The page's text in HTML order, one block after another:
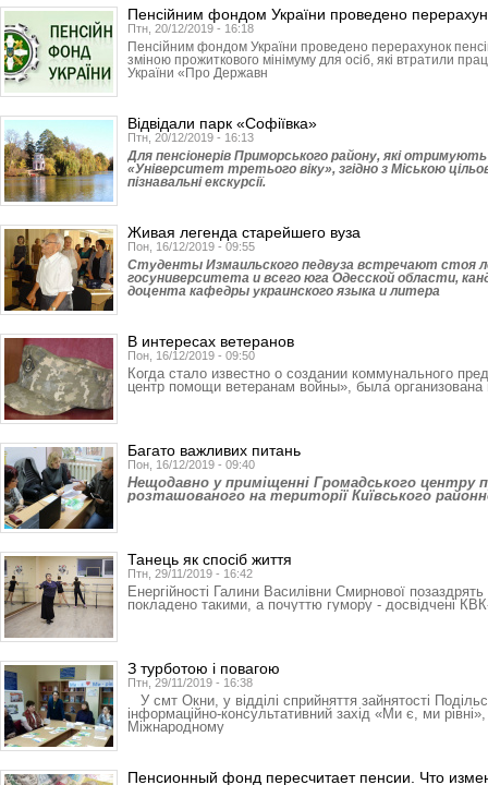
Пенсійним фондом України проведено
Птн, 20/12/2019 - 16:18
Пенсійним фондом України проведено перерахунок
зміною прожиткового мінімуму для осіб, які втратили
України «Про Державн
Відвідали парк «Софіївка»
Птн, 20/12/2019 - 16:13
Для пенсіонерів Приморського району, які отримують
«Університет третього віку», згідно з Міською
пізнавальні екскурсії.
Живая легенда старейшего вуза
Пон, 16/12/2019 - 09:55
Студенты Измаильского педвуза встречают стоя
госуниверситета и всего юга Одесской области,
доцента кафедры украинского языка и литера
В интересах ветеранов
Пон, 16/12/2019 - 09:50
Когда стало известно о создании коммунального
центр помощи ветеранам войны», была организована
Багато важливих питань
Пон, 16/12/2019 - 09:40
Нещодавно у приміщенні Громадського центру
розташованого на території Київського
Танець як спосіб життя
Птн, 29/11/2019 - 16:42
Енергійності Галини Василівни Смирнової позаздрять
покладено такими, а почуттю гумору - досвідчені
З турботою і повагою
Птн, 29/11/2019 - 16:38
У смт Окни, у відділі сприйняття зайнятості
інформаційно-консультативний захід «Ми є, ми
Міжнародному
Пенсионный фонд пересчитает пенсии. Что